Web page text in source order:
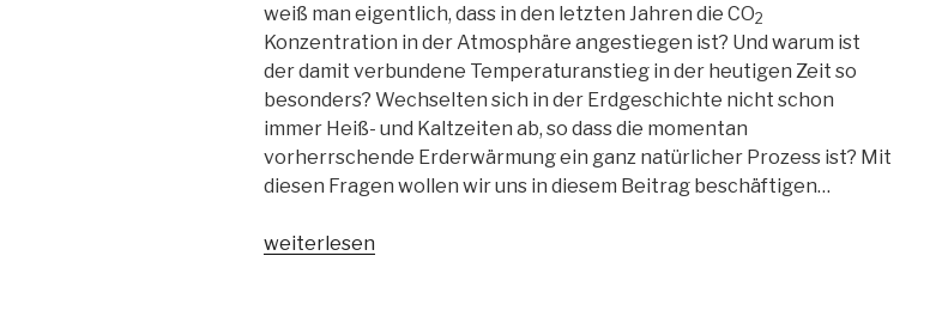
weiß man eigentlich, dass in den letzten Jahren die CO2
Konzentration in der Atmosphäre angestiegen ist? Und warum ist
der damit verbundene Temperaturanstieg in der heutigen Zeit so
besonders? Wechselten sich in der Erdgeschichte nicht schon
immer Heiß- und Kaltzeiten ab, so dass die momentan
vorherrschende Erderwärmung ein ganz natürlicher Prozess ist? Mit
diesen Fragen wollen wir uns in diesem Beitrag beschäftigen…
„Ein
weiterlesen